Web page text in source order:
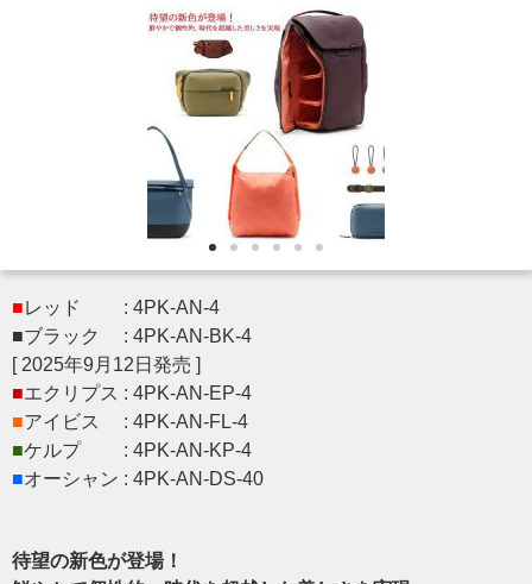
■レッド : 4PK-AN-4
■ブラック : 4PK-AN-BK-4
[ 2025年9月12日発売 ]
■エクリプス : 4PK-AN-EP-4
■アイビス : 4PK-AN-FL-4
■ケルプ : 4PK-AN-KP-4
■オーシャン : 4PK-AN-DS-40
待望の新色が登場！